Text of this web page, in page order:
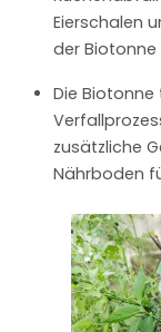
Eierschalen
der Biotonne
Die
zusätzliche
Nährboden